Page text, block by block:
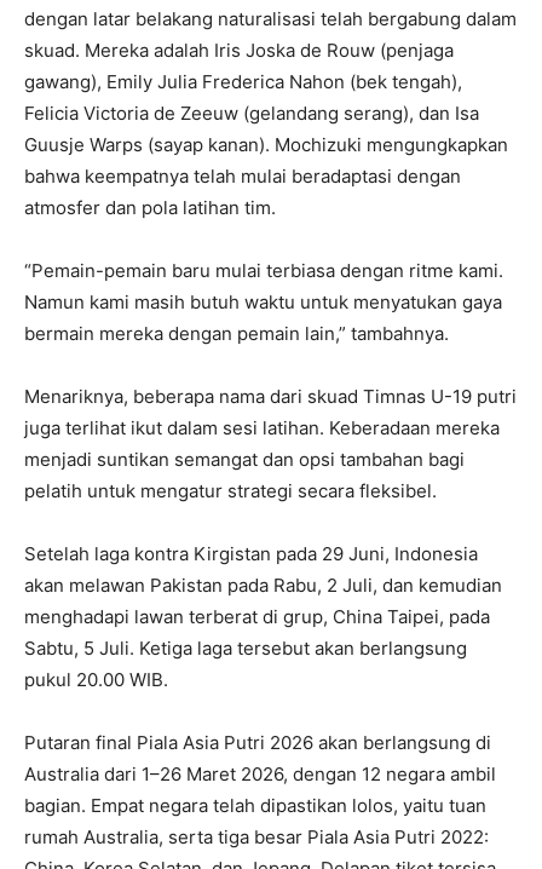
dengan latar belakang naturalisasi telah bergabung dalam
skuad. Mereka adalah Iris Joska de Rouw (penjaga
gawang), Emily Julia Frederica Nahon (bek tengah),
Felicia Victoria de Zeeuw (gelandang serang), dan Isa
Guusje Warps (sayap kanan). Mochizuki mengungkapkan
bahwa keempatnya telah mulai beradaptasi dengan
atmosfer dan pola latihan tim.
“Pemain-pemain baru mulai terbiasa dengan ritme kami.
Namun kami masih butuh waktu untuk menyatukan gaya
bermain mereka dengan pemain lain,” tambahnya.
Menariknya, beberapa nama dari skuad Timnas U-19 putri
juga terlihat ikut dalam sesi latihan. Keberadaan mereka
menjadi suntikan semangat dan opsi tambahan bagi
pelatih untuk mengatur strategi secara fleksibel.
Setelah laga kontra Kirgistan pada 29 Juni, Indonesia
akan melawan Pakistan pada Rabu, 2 Juli, dan kemudian
menghadapi lawan terberat di grup, China Taipei, pada
Sabtu, 5 Juli. Ketiga laga tersebut akan berlangsung
pukul 20.00 WIB.
Putaran final Piala Asia Putri 2026 akan berlangsung di
Australia dari 1–26 Maret 2026, dengan 12 negara ambil
bagian. Empat negara telah dipastikan lolos, yaitu tuan
rumah Australia, serta tiga besar Piala Asia Putri 2022: